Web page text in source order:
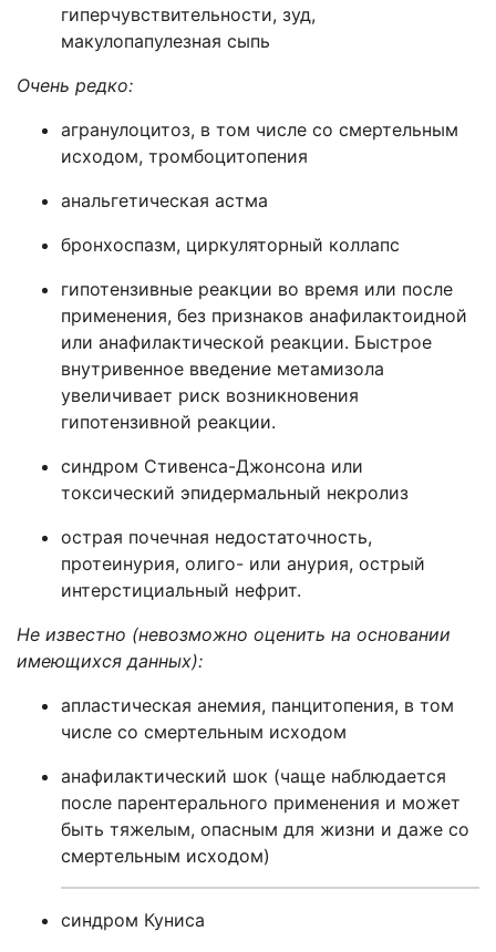
гиперчувствительности, зуд,
макулопапулезная сыпь
Очень редко:
агранулоцитоз, в том числе со смертельным
исходом, тромбоцитопения
анальгетическая астма
бронхоспазм, циркуляторный коллапс
гипотензивные реакции во время или после
применения, без признаков анафилактоидной
или анафилактической реакции. Быстрое
внутривенное введение метамизола
увеличивает риск возникновения
гипотензивной реакции.
синдром Стивенса-Джонсона или
токсический эпидермальный некролиз
острая почечная недостаточность,
протеинурия, олиго- или анурия, острый
интерстициальный нефрит.
Не известно (невозможно оценить на основании
имеющихся данных):
апластическая анемия, панцитопения, в том
числе со смертельным исходом
анафилактический шок (чаще наблюдается
после парентерального применения и может
быть тяжелым, опасным для жизни и даже со
смертельным исходом)
синдром Куниса